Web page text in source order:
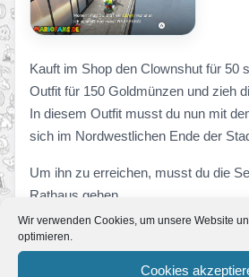
Wir verwenden Cookies, um unsere Website
optimieren.
Cookies
Kauft im Shop den Clownshut für 50
Outfit für 150 Goldmünzen und zieh
In diesem Outfit musst du nun mit
sich im Nordwestlichen Ende der
Um ihn zu erreichen, musst du die
Rathaus gehen.
Schlemmerland